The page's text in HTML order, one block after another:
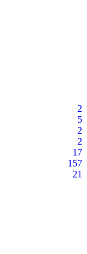
2
5
2
2
17
157
21